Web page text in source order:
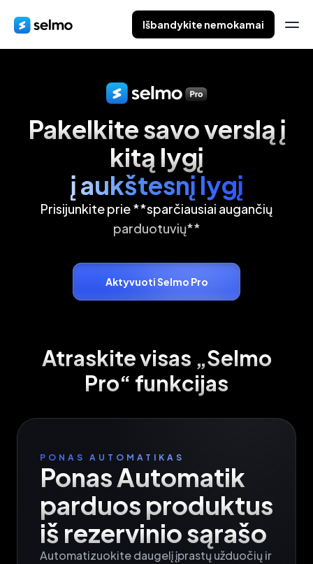
Išbandykite nemokamai
Pakelkite savo verslą į
kitą lygį
į aukštesnį lygį
Prisijunkite prie **sparčiausiai augančių
parduotuvių**
Aktyvuoti Selmo Pro
Atraskite visas „Selmo
Pro“ funkcijas
PONAS AUTOMATIKAS
Ponas Automatik
parduos produktus
iš rezervinio sąrašo
Automatizuokite daugelį įprastų užduočių ir